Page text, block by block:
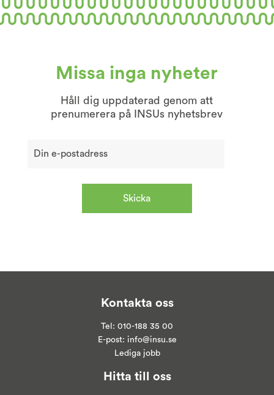
Missa inga nyheter
Håll dig uppdaterad genom att
prenumerera på INSUs nyhetsbrev
Kontakta oss
Tel: 010-188 35 00
E-post: info@insu.se
Lediga jobb
Hitta till oss